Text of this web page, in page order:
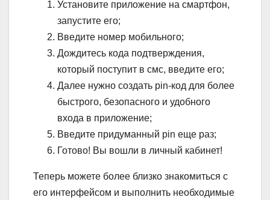
Установите приложение на смартфон,
запустите его;
Введите номер мобильного;
Дождитесь кода подтверждения,
который поступит в смс, введите его;
Далее нужно создать pin-код для более
быстрого, безопасного и удобного
входа в приложение;
Введите придуманный pin еще раз;
Готово! Вы вошли в личный кабинет!
Теперь можете более близко знакомиться с
его интерфейсом и выполнить необходимые